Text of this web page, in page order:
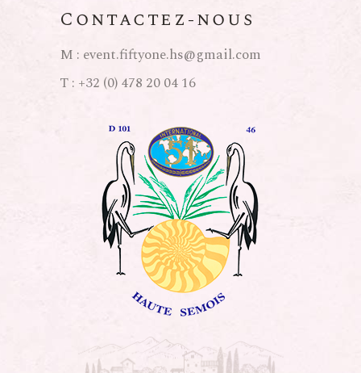
Contactez-nous
M : event.fiftyone.hs@gmail.com
T : +32 (0) 478 20 04 16